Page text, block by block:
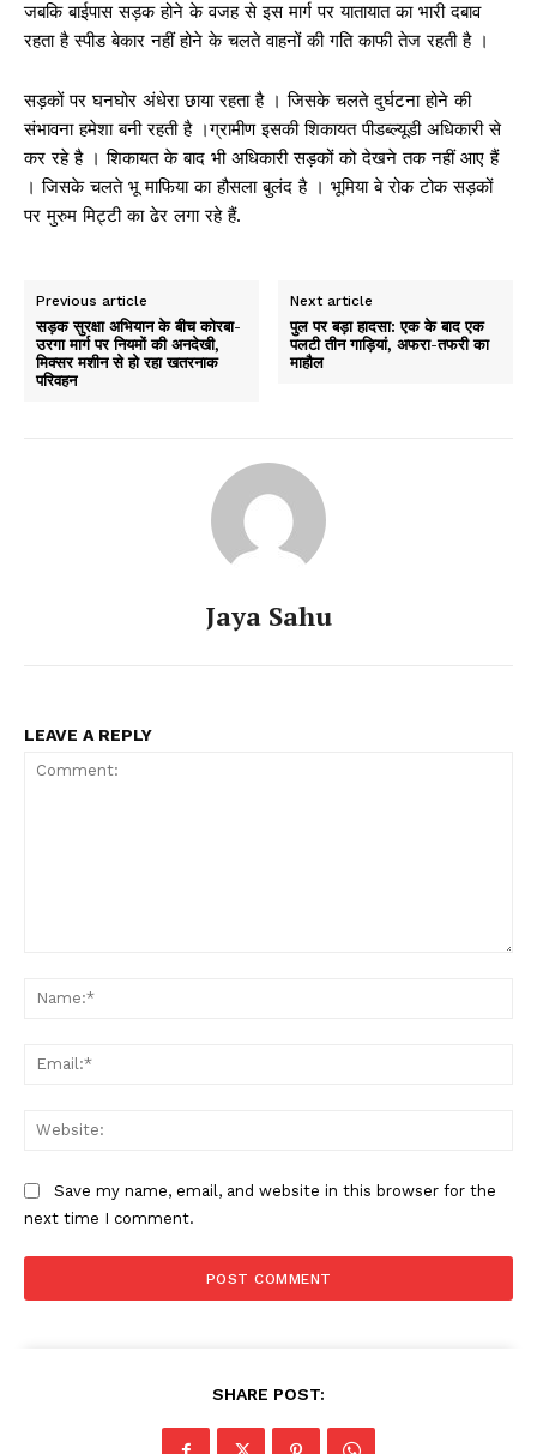
जबकि बाईपास सड़क होने के वजह से इस मार्ग पर यातायात का भारी दबाव
रहता है स्पीड बेकार नहीं होने के चलते वाहनों की गति काफी तेज रहती है ।
सड़कों पर घनघोर अंधेरा छाया रहता है । जिसके चलते दुर्घटना होने की
संभावना हमेशा बनी रहती है ।ग्रामीण इसकी शिकायत पीडब्ल्यूडी अधिकारी से
कर रहे है । शिकायत के बाद भी अधिकारी सड़कों को देखने तक नहीं आए हैं
। जिसके चलते भू माफिया का हौसला बुलंद है । भूमिया बे रोक टोक सड़कों
पर मुरुम मिट्टी का ढेर लगा रहे हैं.
Previous article
सड़क सुरक्षा अभियान के बीच कोरबा-
उरगा मार्ग पर नियमों की अनदेखी,
मिक्सर मशीन से हो रहा खतरनाक
परिवहन
Next article
पुल पर बड़ा हादसा: एक के बाद एक
पलटी तीन गाड़ियां, अफरा-तफरी का
माहौल
Jaya Sahu
LEAVE A REPLY
Save my name, email, and website in this browser for the
next time I comment.
SHARE POST: